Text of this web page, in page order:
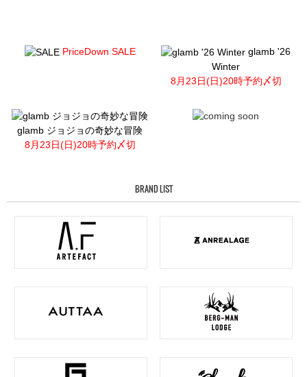
PriceDown SALE
glamb '26
Winter
8月23日(日)20時予約〆切
glamb ジョジョの奇妙な冒険
8月23日(日)20時予約〆切
BRAND LIST